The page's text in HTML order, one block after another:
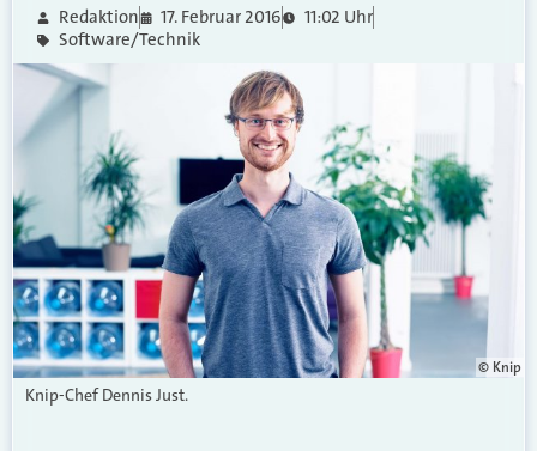
Redaktion 17. Februar 2016
11:02 Uhr
Software/Technik
© Knip
Knip-Chef Dennis Just.